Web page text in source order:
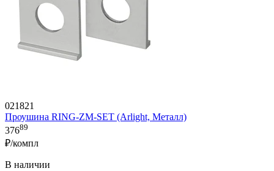
021821
Проушина RING-ZM-SET (Arlight, Металл)
37689
₽/компл
В наличии